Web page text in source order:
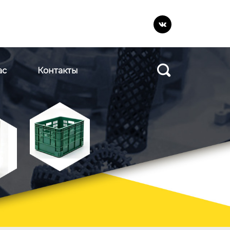

Контакты 